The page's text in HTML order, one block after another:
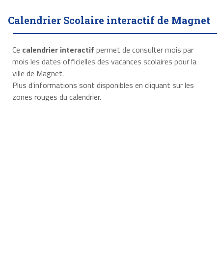
Calendrier Scolaire interactif de Magnet
Ce calendrier interactif permet de consulter mois par
mois les dates officielles des vacances scolaires pour la
ville de Magnet.
Plus d'informations sont disponibles en cliquant sur les
zones rouges du calendrier.